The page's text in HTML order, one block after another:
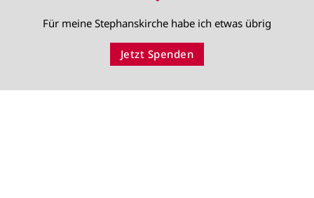
Für meine Stephanskirche habe ich etwas übrig
Jetzt Spenden